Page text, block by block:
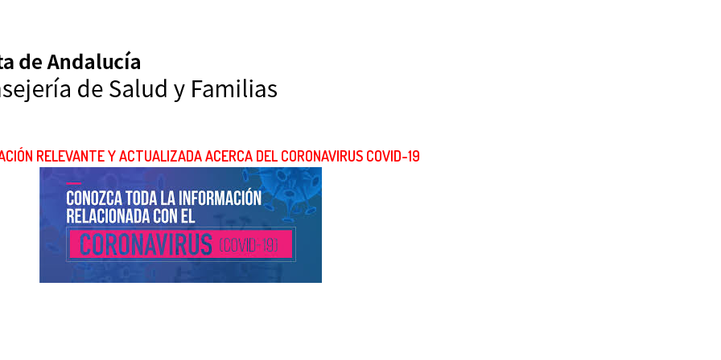
RELEVANTE Y ACTUALIZADA ACERCA DEL CORONAVIRUS COVID-19